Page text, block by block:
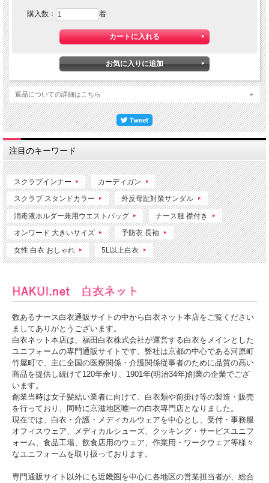
購入数： 着
返品についての詳細はこちら
注目のキーワード
スクラブインナー カーディガン
スクラブ スタンドカラー 外反母趾対策サンダル
消毒液ホルダー兼用ウエストバッグ ナース服 襟付き
オンワード 大きいサイズ 予防衣 長袖
女性 白衣 おしゃれ 5L以上白衣
数あるナース白衣通販サイトの中から白衣ネット本店をご覧ください
ましてありがとうございます。
白衣ネット本店は、福田白衣株式会社が運営する白衣をメインとした
ユニフォームの専門通販サイトです。弊社は京都の中心である河原町
竹屋町で、主に全国の医療関係・介護関係従事者のために品質の高い
商品を提供し続けて120年余り、1901年(明治34年)創業の企業でござ
います。
創業当時は女子髪結い業者に向けて、白衣類や前掛け等の製造・販売
を行っており、同時に京滋地区唯一の白衣専門店となりました。
現在では、白衣・介護・メディカルウェアを中心とし、受付・事務服
オフィスウェア、メディカルシューズ、クッキング・サービスユニフ
ォーム、食品工場、飲食店用のウェア、作業用・ワークウェア等様々
なユニフォームを取り扱っております。
専門通販サイト以外にも近畿圏を中心に各地区の営業担当者が、総合